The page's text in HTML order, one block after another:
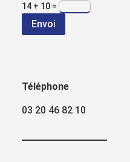
nous
14 + 10 =
Envoi
Téléphone
03 20 46 82 10